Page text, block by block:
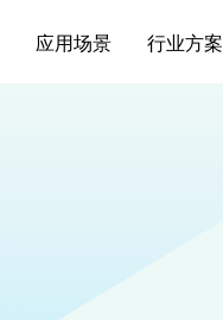
应用场景 行业方案